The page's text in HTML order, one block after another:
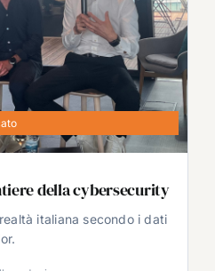
della cybersecurity
italiana secondo i dati